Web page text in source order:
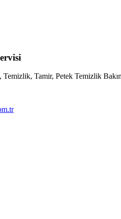
Tamir, Petek Temizlik